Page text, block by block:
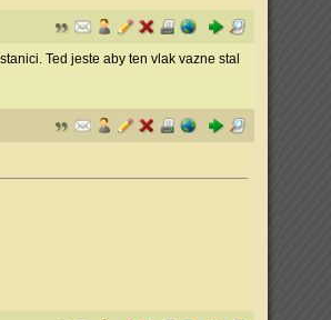
Ted jeste aby ten vlak vazne stal